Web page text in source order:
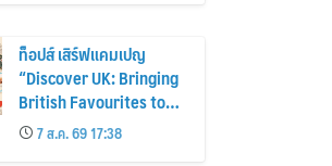
ท็อปส์ เสิร์ฟแคมเปญ
“Discover UK: Bringing
British Favourites to
You” ขนทัพของอร่อยและ
ไอเท็มฮิตจากสหราช
7 ส.ค. 69 17:38